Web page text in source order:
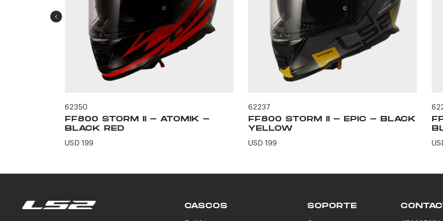
62350
FF800 STORM II - ATOMIK -
BLACK RED
USD 199
62237
FF800 STORM II - EPIC - BLACK
YELLOW
USD 199
CASCOS SOPORTE